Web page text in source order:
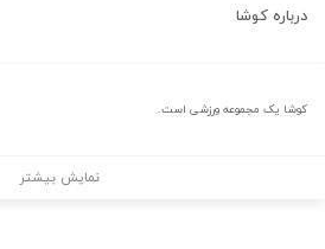
درباره کوشا
کوشا یک مجموعه ورزشی است.
نمایش بیشتر